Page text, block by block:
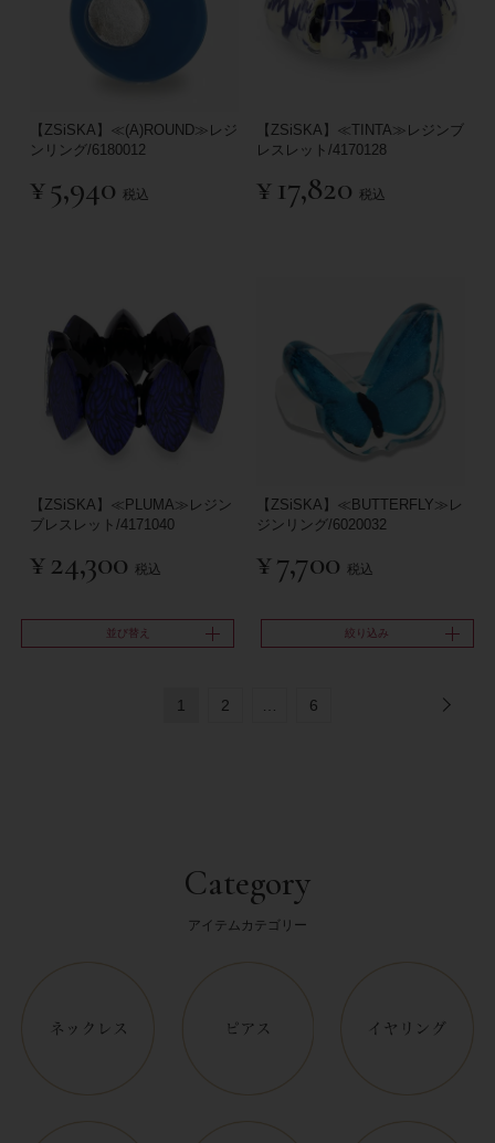
【ZSiSKA】≪(A)ROUND≫レジ
ンリング/6180012
¥5,940 税込
【ZSiSKA】≪TINTA≫レジンブ
レスレット/4170128
¥ 17,820 税込
【ZSiSKA】≪PLUMA≫レジン
ブレスレット/4171040
¥24,300 税込
【ZSiSKA】≪BUTTERFLY≫レ
ジンリング/6020032
¥7,700 税込
並び替え 絞り込み
1 2 6
Category
アイテムカテゴリー